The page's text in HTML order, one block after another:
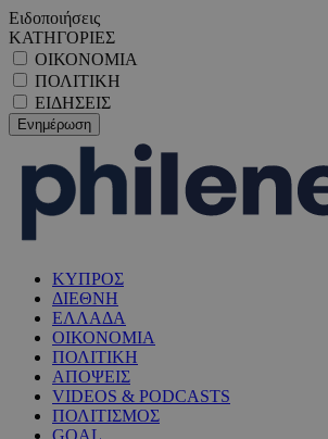
Ειδοποιήσεις
ΚΑΤΗΓΟΡΙΕΣ
ΟΙΚΟΝΟΜΙΑ
ΠΟΛΙΤΙΚΗ
ΕΙΔΗΣΕΙΣ
ΚΥΠΡΟΣ
ΔΙΕΘΝΗ
ΕΛΛΑΔΑ
ΟΙΚΟΝΟΜΙΑ
ΠΟΛΙΤΙΚΗ
ΑΠΟΨΕΙΣ
VIDEOS & PODCASTS
ΠΟΛΙΤΙΣΜΟΣ